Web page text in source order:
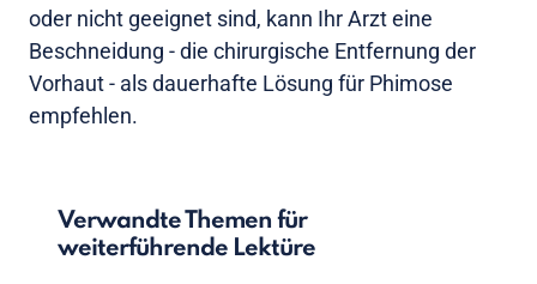
oder nicht geeignet sind, kann Ihr Arzt eine
Beschneidung - die chirurgische Entfernung der
Vorhaut - als dauerhafte Lösung für Phimose
empfehlen.
Verwandte Themen für
weiterführende Lektüre